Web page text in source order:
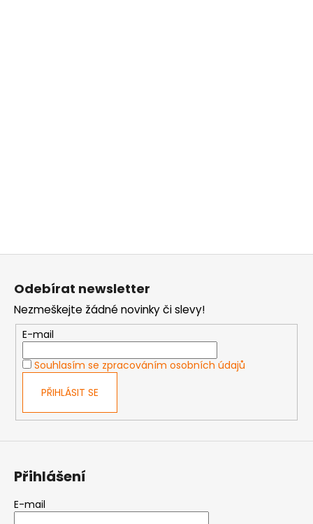
Z
Odebírat newsletter
Nezmeškejte žádné novinky či slevy!
E-mail
Souhlasím se zpracováním osobních údajů
PŘIHLÁSIT SE
Přihlášení
E-mail